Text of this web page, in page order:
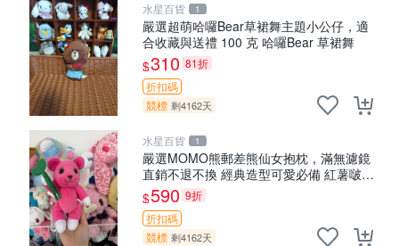
水星百貨 1
嚴選超萌哈囉Bear草裙舞主題小公仔，適
合收藏與送禮 100 克 哈囉Bear 草裙舞
$310 81折
折扣碼
競標 剩4162天
水星百貨 1
嚴選MOMO熊郵差熊仙女抱枕，滿無濾鏡
直銷不退不換 經典造型可愛必備 紅薯啵啵
間抱枕 抱枕 時尚
$590 9折
折扣碼
競標 剩4162天